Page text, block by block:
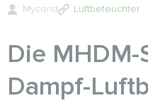
Mycond Luftbefeuchter
Die MHDM-
Dampf-